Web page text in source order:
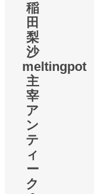
稲
田
梨
沙
meltingpot
主
宰
ア
ン
テ
ィ
ー
ク